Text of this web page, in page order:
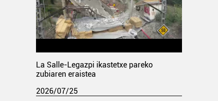
La Salle-Legazpi ikastetxe pareko
zubiaren eraistea
2026/07/25